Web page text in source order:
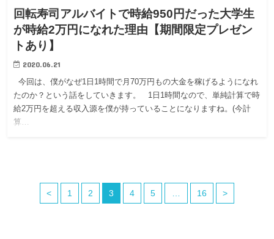
回転寿司アルバイトで時給950円だった大学生
が時給2万円になれた理由【期間限定プレゼン
トあり】
2020.06.21
今回は、僕がなぜ1日1時間で月70万円もの大金を稼げるようになれ
たのか？という話をしていきます。 1日1時間なので、単純計算で時
給2万円を超える収入源を僕が持っていることになりますね。(今計
算…
< 1 2 3 4 5 … 16 >